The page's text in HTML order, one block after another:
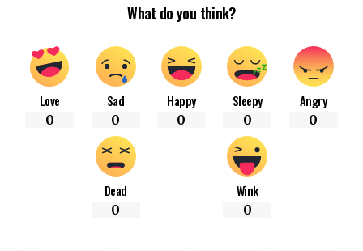
What do you think?
Love
0
Sad
0
Happy
0
Sleepy
0
Angry
0
Dead
0
Wink
0